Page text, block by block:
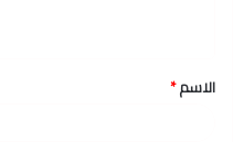
*
الاسم*